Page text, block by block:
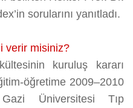
sorularını yanıtladı.
verir misiniz?
kuruluş kararı
öğretime 2009–2010
Gazi Üniversitesi Tıp